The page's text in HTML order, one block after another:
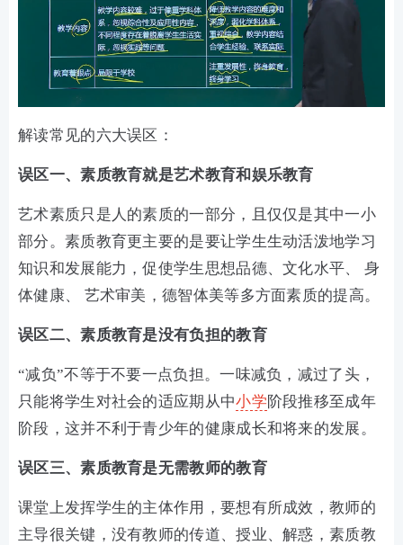
解读常见的六大误区：
误区一、素质教育就是艺术教育和娱乐教育
艺术素质只是人的素质的一部分，且仅仅是其中一小
部分。素质教育更主要的是要让学生生动活泼地学习
知识和发展能力，促使学生思想品德、文化水平、 身
体健康、 艺术审美，德智体美等多方面素质的提高。
误区二、素质教育是没有负担的教育
“减负”不等于不要一点负担。一味减负，减过了头，
只能将学生对社会的适应期从中小学阶段推移至成年
阶段，这并不利于青少年的健康成长和将来的发展。
误区三、素质教育是无需教师的教育
课堂上发挥学生的主体作用，要想有所成效，教师的
主导很关键，没有教师的传道、授业、解惑，素质教